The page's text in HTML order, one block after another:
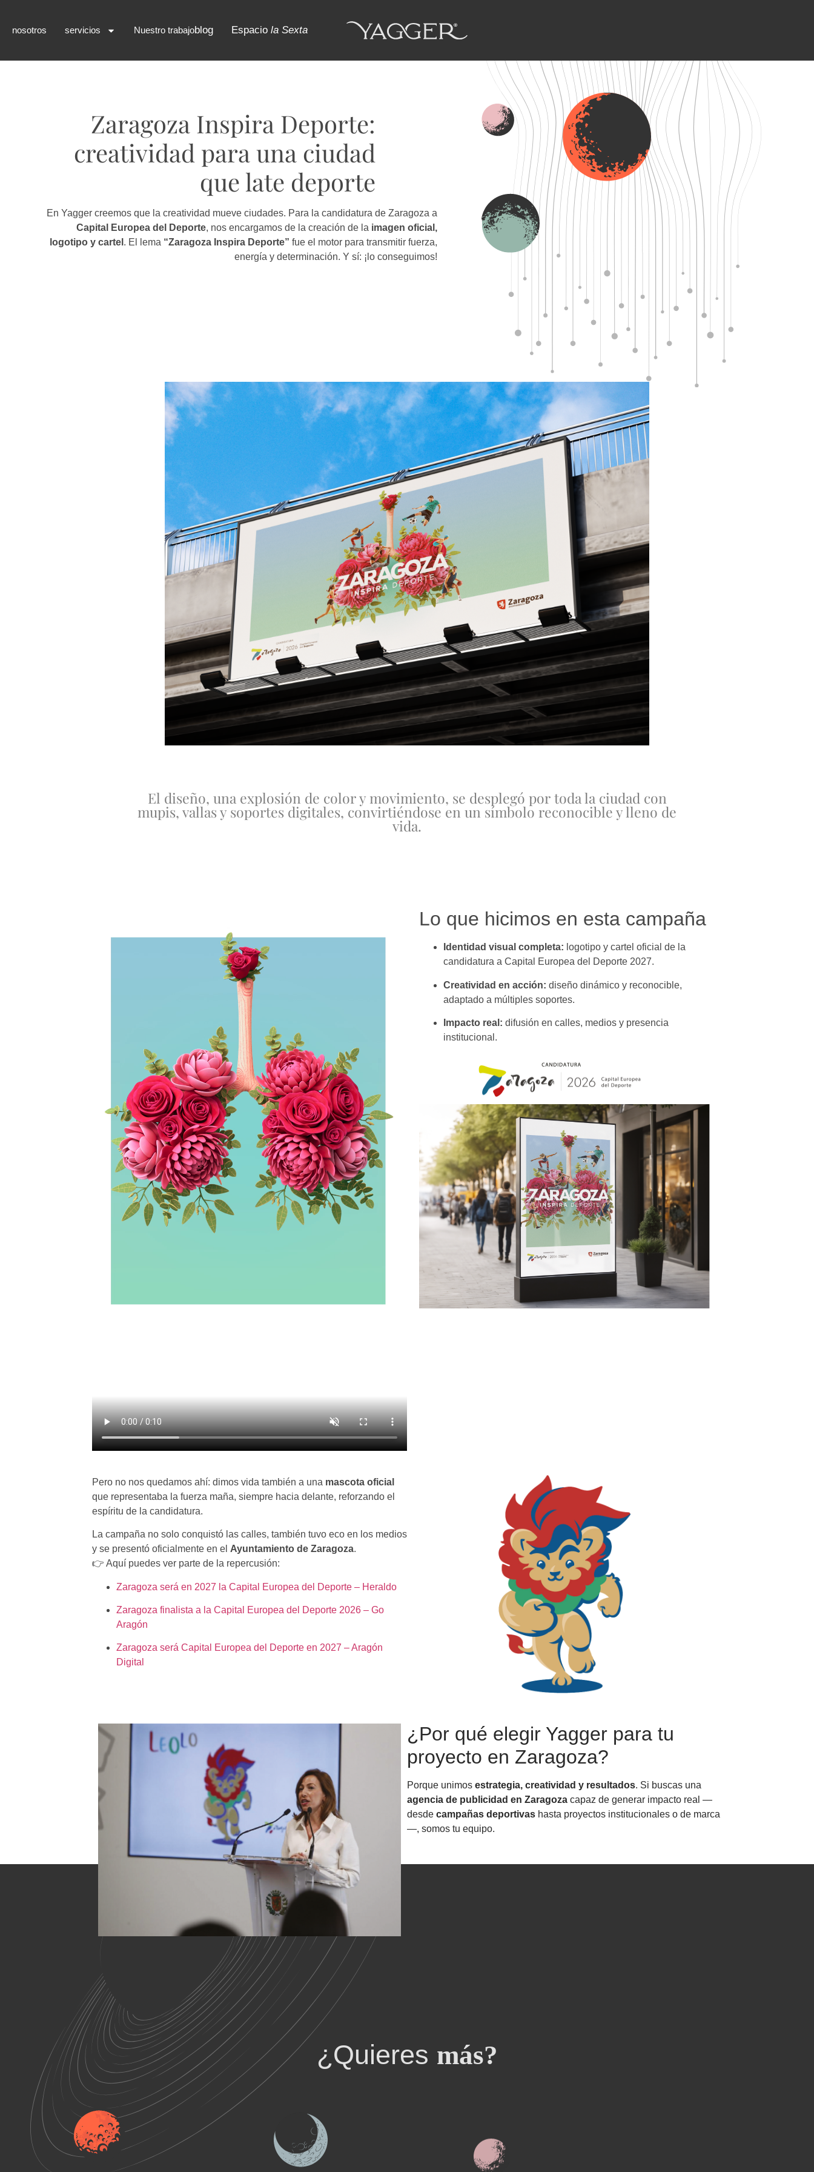
nosotros servicios Nuestro trabajoblog Espacio la Sexta
Zaragoza Inspira Deporte:
creatividad para una ciudad
que late deporte
En Yagger creemos que la creatividad mueve ciudades. Para la candidatura de Zaragoza a
Capital Europea del Deporte, nos encargamos de la creación de la imagen oficial,
logotipo y cartel . El lema “Zaragoza Inspira Deporte” fue el motor para transmitir fuerza,
energía y determinación. Y sí: ¡lo conseguimos!
El diseño, una explosión de color y movimiento, se desplegó por toda la ciudad con
mupis, vallas y soportes digitales, convirtiéndose en un símbolo reconocible y lleno de
vida.
Lo que hicimos en esta campaña
Identidad visual completa: logotipo y cartel oficial de la
candidatura a Capital Europea del Deporte 2027.
Creatividad en acción: diseño dinámico y reconocible,
adaptado a múltiples soportes.
Impacto real: difusión en calles, medios y presencia
institucional.
Pero no nos quedamos ahí: dimos vida también a una mascota oficial
que representaba la fuerza maña, siempre hacia delante, reforzando el
espíritu de la candidatura.
La campaña no solo conquistó las calles, también tuvo eco en los medios
y se presentó oficialmente en el Ayuntamiento de Zaragoza.
👉 Aquí puedes ver parte de la repercusión:
Zaragoza será en 2027 la Capital Europea del Deporte – Heraldo
Zaragoza finalista a la Capital Europea del Deporte 2026 – Go
Aragón
Zaragoza será Capital Europea del Deporte en 2027 – Aragón
Digital
¿Por qué elegir Yagger para tu
proyecto en Zaragoza?
Porque unimos estrategia, creatividad y resultados. Si buscas una
agencia de publicidad en Zaragoza capaz de generar impacto real —
desde campañas deportivas hasta proyectos institucionales o de marca
—, somos tu equipo.
¿Quieres más?